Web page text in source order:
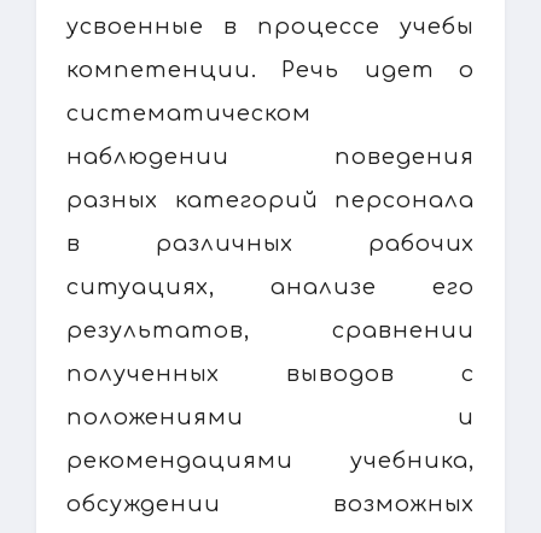
усвоенные в процессе учебы
компетенции. Речь идет о
систематическом
наблюдении поведения
разных категорий персонала
в различных рабочих
ситуациях, анализе его
результатов, сравнении
полученных выводов с
положениями и
рекомендациями учебника,
обсуждении возможных